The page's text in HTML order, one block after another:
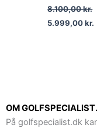
8.100,00kr.
5.999,00kr.
OM
På golfspecialist.dk